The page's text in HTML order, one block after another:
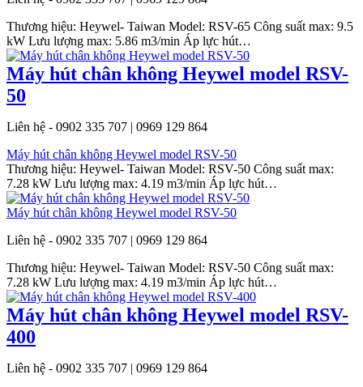
Thương hiệu: Heywel- Taiwan Model: RSV-65 Công suất max: 9.5
kW Lưu lượng max: 5.86 m3/min Áp lực hút…
Máy hút chân không Heywel model RSV-
50
Liên hệ - 0902 335 707 | 0969 129 864
Máy hút chân không Heywel model RSV-50
Thương hiệu: Heywel- Taiwan Model: RSV-50 Công suất max:
7.28 kW Lưu lượng max: 4.19 m3/min Áp lực hút…
Máy hút chân không Heywel model RSV-50
Liên hệ - 0902 335 707 | 0969 129 864
Thương hiệu: Heywel- Taiwan Model: RSV-50 Công suất max:
7.28 kW Lưu lượng max: 4.19 m3/min Áp lực hút…
Máy hút chân không Heywel model RSV-
400
Liên hệ - 0902 335 707 | 0969 129 864